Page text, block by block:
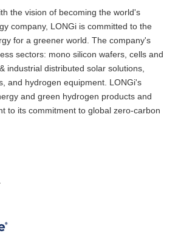
the vision of becoming the world's
company, LONGi is committed to the
for a greener world. The company's
sectors: mono silicon wafers, cells and
industrial distributed solar solutions,
and hydrogen equipment. LONGi's
and green hydrogen products and
to its commitment to global zero-carbon